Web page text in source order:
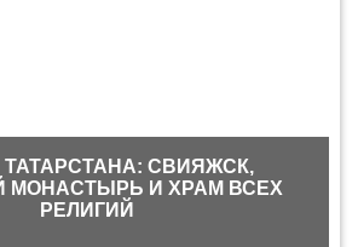
ТАТАРСТАНА: СВИЯЖСК,
МОНАСТЫРЬ И ХРАМ ВСЕХ
РЕЛИГИЙ